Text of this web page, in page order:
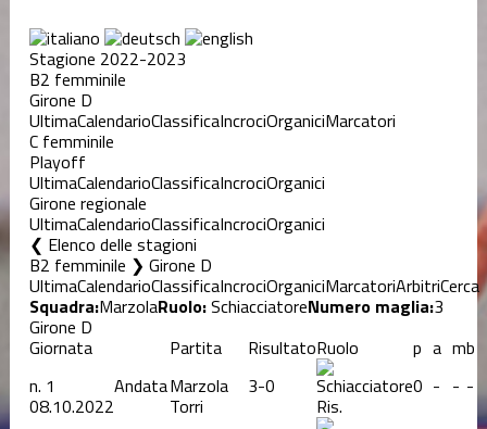
Stagione 2022-2023
B2 femminile
Girone D
UltimaCalendarioClassificaIncrociOrganiciMarcatori
C femminile
Playoff
UltimaCalendarioClassificaIncrociOrganici
Girone regionale
UltimaCalendarioClassificaIncrociOrganici
Elenco delle stagioni
B2 femminile ❯ Girone D
UltimaCalendarioClassificaIncrociOrganiciMarcatoriArbitriCerca
Squadra:MarzolaRuolo:SchiacciatoreNumero maglia:3
Girone D
Giornata Partita RisultatoRuolo p a mb
n. 1
08.10.2022
AndataMarzola
Torri
3-0
Ris.
0 - - -